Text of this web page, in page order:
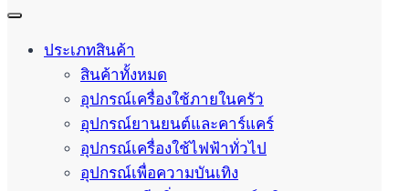
ประเภทสินค้า
สินค้าทั้งหมด
อุปกรณ์เครื่องใช้ภายในครัว
อุปกรณ์ยานยนต์และคาร์แคร์
อุปกรณ์เครื่องใช้ไฟฟ้าทั่วไป
อุปกรณ์เพื่อความบันเทิง